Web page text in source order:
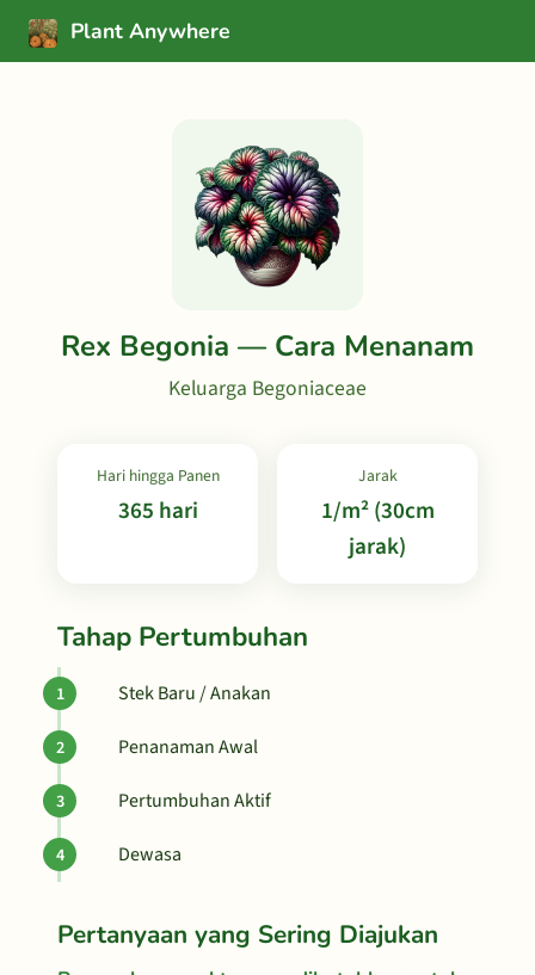
Plant Anywhere
Rex Begonia — Cara Menanam
Keluarga Begoniaceae
Hari hingga Panen
365 hari
Jarak
1/m² (30cm
jarak)
Tahap Pertumbuhan
Stek Baru / Anakan
Penanaman Awal
Pertumbuhan Aktif
Dewasa
Pertanyaan yang Sering Diajukan